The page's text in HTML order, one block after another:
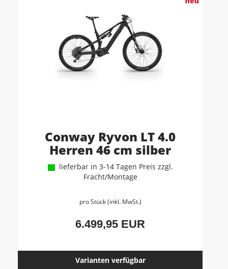
Conway Ryvon LT 4.0
Herren 46 cm silber
lieferbar in 3-14 Tagen Preis zzgl.
Fracht/Montage
pro Stück (inkl. MwSt.)
6.499,95 EUR
Varianten verfügbar